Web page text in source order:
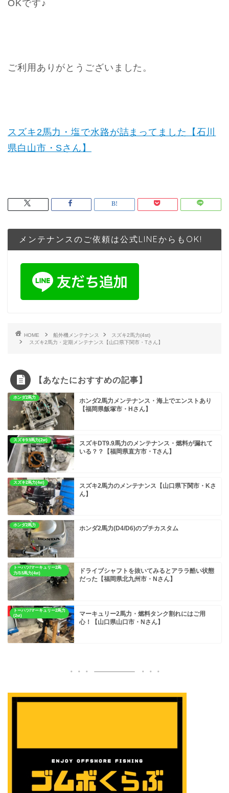
OKです♪
ご利用ありがとうございました。
スズキ2馬力・塩で水路が詰まってました【石川
県白山市・Sさん】
メンテナンスのご依頼は公式LINEからもOK!
HOME 船外機メンテナンス
スズキ2馬力(4st)
スズキ2馬力・定期メンテナンス【山口県下関市・Tさん】
【あなたにおすすめの記事】
ホンダ2馬力
ホンダ2馬力メンテナンス・海上でエンストあり
【福岡県飯塚市・Hさん】
スズキ9.9馬力(2st)
スズキDT9.9馬力のメンテナンス・燃料が漏れて
いる？？【福岡県直方市・Tさん】
スズキ2馬力(4st)
スズキ2馬力のメンテナンス【山口県下関市・Kさ
ん】
ホンダ2馬力 ホンダ2馬力(D4/D6)のプチカスタム
トーハツ/マーキュリー2馬
力/3.5馬力(4st)
ドライブシャフトを抜いてみるとアララ酷い状態
だった【福岡県北九州市・Nさん】
トーハツ/マーキュリー2馬力
(2st)
マーキュリー2馬力・燃料タンク割れにはご用
心！【山口県山口市・Nさん】